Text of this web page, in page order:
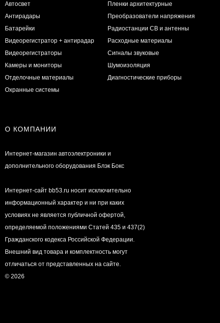
Автосвет
Антирадары
Батарейки
Видеорегистратор + антирадар
Видеорегистраторы
Камеры и мониторы
Отделочные материалы
Охранные системы
Пленки архитектурные
Преобразователи напряжения
Радиостанции CB и антенны
Расходные материалы
Сигналы звуковые
Шумоизоляция
Диагностические приборы
О КОМПАНИИ
Интернет-магазин автоэлектроники и
дополнительного оборудования Блэк Бокс
Интернет-сайт bb53.ru носит исключительно
информационный характер и ни при каких
условиях не является публичной офертой,
определяемой положениями Статей 435 и 437(2)
Гражданского кодекса Российской Федерации.
Внешний вид товара и комплектность могут
отличаться от представленных на сайте.
© 2026